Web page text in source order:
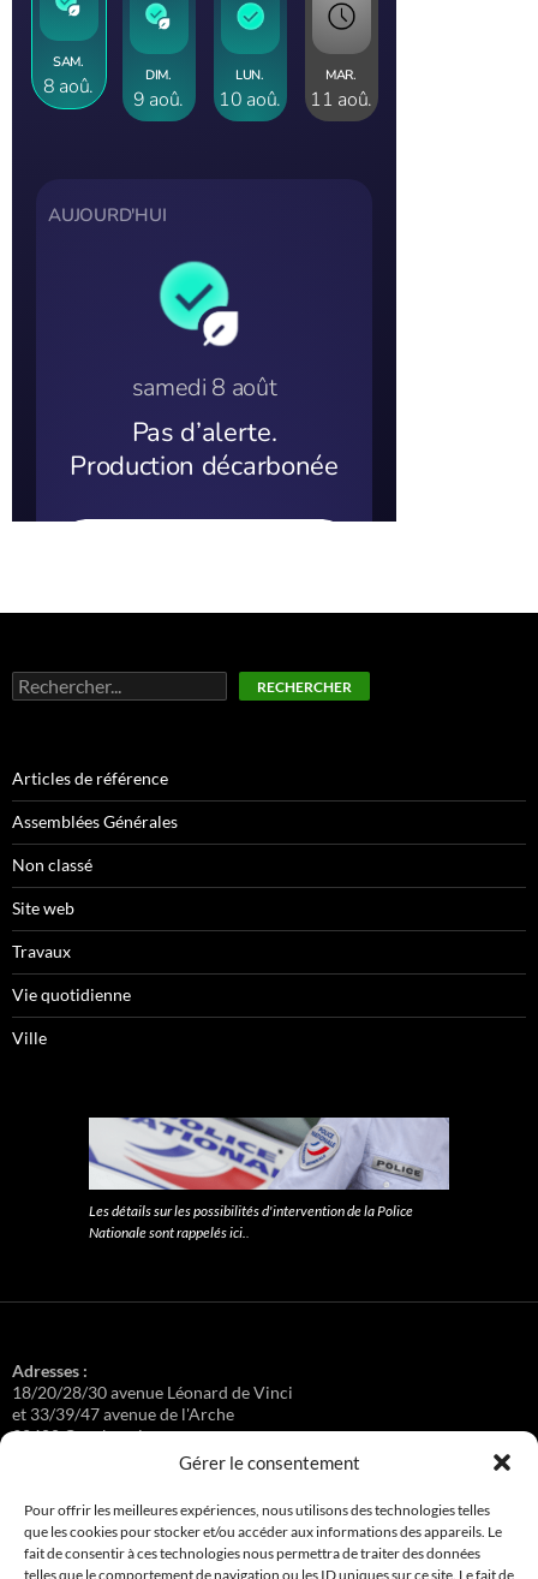
Gérer le consentement
Pour offrir les meilleures expériences, nous utilisons des technologies telles
que les cookies pour stocker et/ou accéder aux informations des appareils. Le
fait de consentir à ces technologies nous permettra de traiter des données
telles que le comportement de navigation ou les ID uniques sur ce site. Le fait de
Rechercher RECHERCHER
Articles de référence
Assemblées Générales
Non classé
Site web
Travaux
Vie quotidienne
Ville
Les détails sur les possibilités d'intervention de la Police
Nationale sont rappelés ici..
Adresses :
18/20/28/30 avenue Léonard de Vinci
et 33/39/47 avenue de l'Arche
92400 Courbevoie
Régisseuse :
Loge au 39 Avenue de l'Arche.